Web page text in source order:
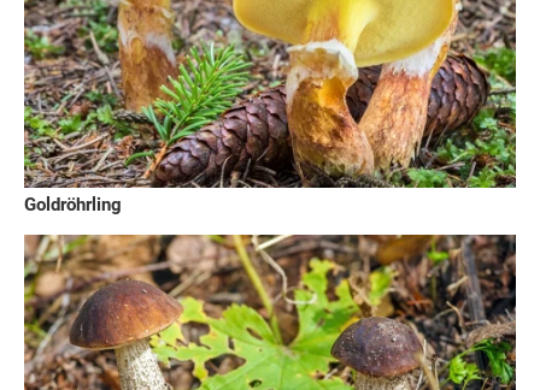
Goldröhrling